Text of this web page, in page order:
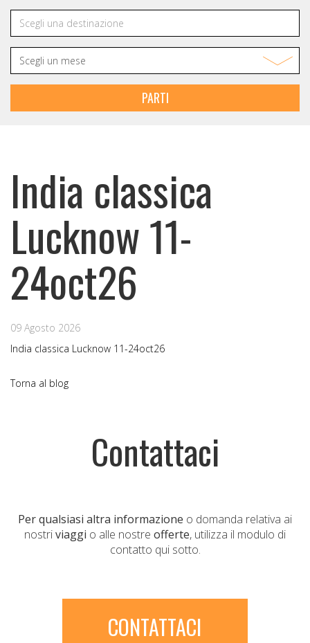
PARTI
India classica
Lucknow 11-
24oct26
09 Agosto 2026
India classica Lucknow 11-24oct26
Torna al blog
Contattaci
Per qualsiasi altra informazione o domanda relativa ai
nostriviaggi o alle nostre offerte, utilizza il modulo di
contatto qui sotto.
CONTATTACI